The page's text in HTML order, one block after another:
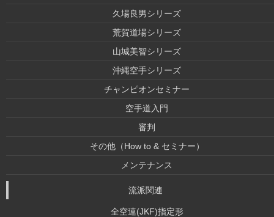
久場良男シリーズ
荒賀道場シリーズ
山城美智シリーズ
沖縄空手シリーズ
チャンピオンセミナー
空手道入門
審判
その他（How to & セミナー）
メンテナンス
流派関連
全空連(JKF)指定形